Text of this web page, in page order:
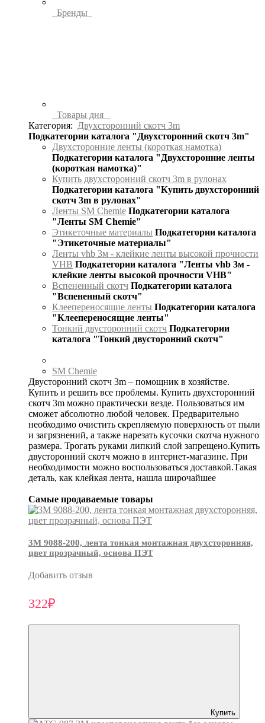
Бренды
Товары дня
Категория:
Двухсторонний скотч 3m
Подкатегории каталога "Двухсторонний скотч 3m"
Двухсторонние ленты (короткая намотка)
Подкатегории каталога "Двухсторонние ленты
(короткая намотка)"
Купить двухсторонний скотч 3m в рулонах
Подкатегории каталога "Купить двухсторонний
скотч 3m в рулонах"
Ленты SM Chemie Подкатегории каталога
"Ленты SM Chemie"
Этикеточные материалы Подкатегории каталога
"Этикеточные материалы"
Ленты vhb 3м - клейкие ленты высокой прочности
VHB Подкатегории каталога "Ленты vhb 3м -
клейкие ленты высокой прочности VHB"
Вспененный скотч Подкатегории каталога
"Вспененный скотч"
Клеепереносящие ленты Подкатегории каталога
"Клеепереносящие ленты"
Тонкий двусторонний скотч Подкатегории
каталога "Тонкий двусторонний скотч"
SM Chemie
Двусторонний скотч 3m – помощник в хозяйстве.
Купить и решить все проблемы. Купить двухсторонний
скотч 3m можно практически везде. Пользоваться им
сможет абсолютно любой человек. Предварительно
необходимо очистить скрепляемую поверхность от пыли
и загрязнений, а также нарезать кусочки скотча нужного
размера. Трогать руками липкий слой запрещено.Купить
двусторонний скотч можно в интернет-магазине. При
необходимости можно воспользоваться доставкой.Такая
деталь, как клейкая лента, нашла широчайшее
Самые продаваемые товары
3М 9088-200, лента тонкая монтажная двухсторонняя,
цвет прозрачный, основа ПЭТ
Добавить отзыв
322₽
Купить